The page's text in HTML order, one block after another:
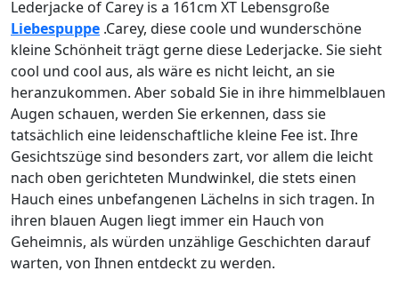
Lederjacke of Carey is a 161cm XT Lebensgroße
Liebespuppe .Carey, diese coole und wunderschöne
kleine Schönheit trägt gerne diese Lederjacke. Sie sieht
cool und cool aus, als wäre es nicht leicht, an sie
heranzukommen. Aber sobald Sie in ihre himmelblauen
Augen schauen, werden Sie erkennen, dass sie
tatsächlich eine leidenschaftliche kleine Fee ist. Ihre
Gesichtszüge sind besonders zart, vor allem die leicht
nach oben gerichteten Mundwinkel, die stets einen
Hauch eines unbefangenen Lächelns in sich tragen. In
ihren blauen Augen liegt immer ein Hauch von
Geheimnis, als würden unzählige Geschichten darauf
warten, von Ihnen entdeckt zu werden.